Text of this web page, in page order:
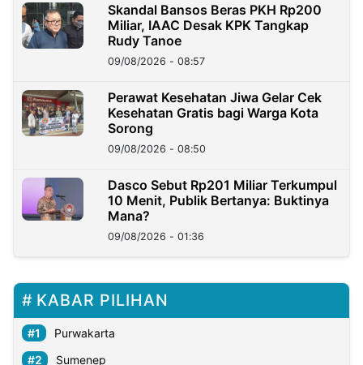
Skandal Bansos Beras PKH Rp200
Miliar, IAAC Desak KPK Tangkap
Rudy Tanoe
09/08/2026 - 08:57
Perawat Kesehatan Jiwa Gelar Cek
Kesehatan Gratis bagi Warga Kota
Sorong
09/08/2026 - 08:50
Dasco Sebut Rp201 Miliar Terkumpul
10 Menit, Publik Bertanya: Buktinya
Mana?
09/08/2026 - 01:36
KABAR PILIHAN
Purwakarta
Sumenep